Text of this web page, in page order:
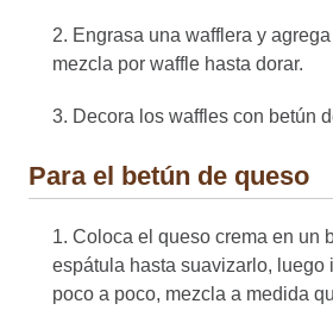
Engrasa una wafflera y
mezcla por waffle hasta dorar.
Decora los waffles con betún
Para el betún de queso
Coloca el queso crema en un
espátula hasta suavizarlo, luego
poco a poco, mezcla a medida